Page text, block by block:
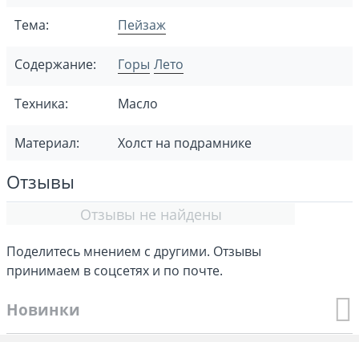
Тема: Пейзаж
Содержание: Горы Лето
Техника: Масло
Материал: Холст на подрамнике
Отзывы
Отзывы не найдены
Поделитесь мнением с другими. Отзывы
принимаем в соцсетях и по почте.
Новинки